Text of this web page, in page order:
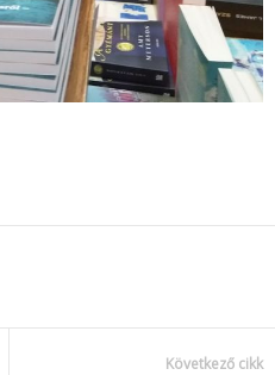
Következő cikk